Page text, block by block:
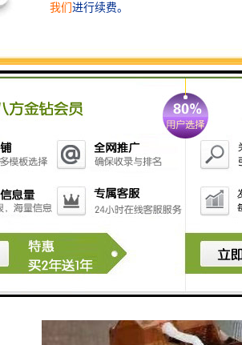
电，蓄电池会自动供给仪器继续工作。 6
如用蓄电池则需要重新充电； 8、高温
瓶内水汽会进入抽气泵及流量计。 9、
抽气系统，带干燥、过滤装置，可靠性
吸时，不会进入流量计和抽气泵中。